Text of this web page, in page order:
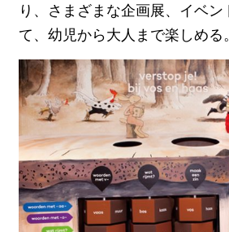
り、さまざまな企画展、イベン
て、幼児から大人まで楽しめる。